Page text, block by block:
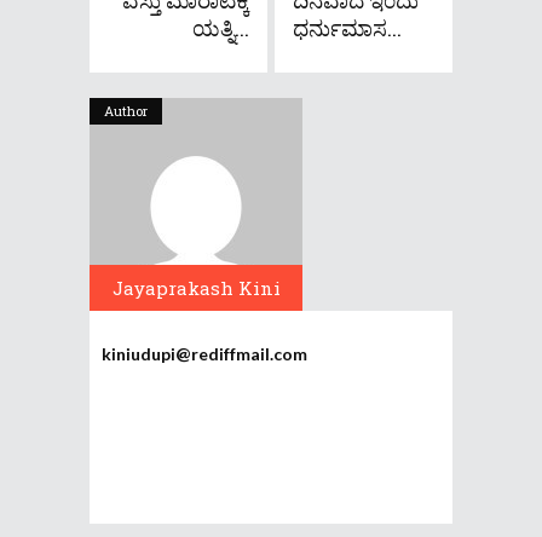
ಯತ್ನಿ...
ಧರ್ನುಮಾಸ...
Author
Jayaprakash Kini
kiniudupi@rediffmail.com